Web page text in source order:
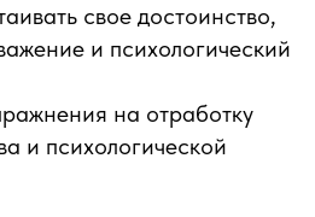
свое достоинство,
и психологический
на отработку
и психологической